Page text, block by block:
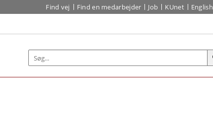
Find vej Find en medarbejder Job KUnet English